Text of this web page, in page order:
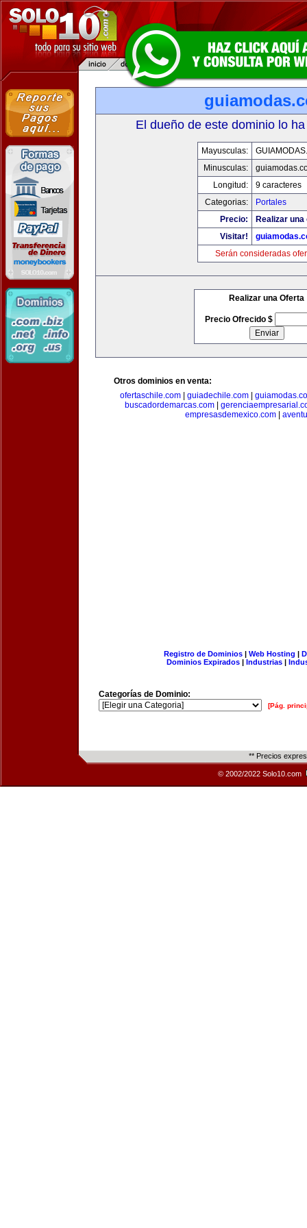
El dueño de este dominio lo
Mayusculas:
Minusculas:
Longitud:
9 caracteres
Categorias:
Portales
Precio:
Realizar
Visitar!
Serán consideradas
Realizar una Oferta
Precio Ofrecido $
Otros dominios en venta:
ofertaschile.com
guiadechile.com
buscadordemarcas.com|
empresasdemexico.com|
Registro de Dominios| Web Hosting |
Dominios Expirados | Industrias |
Categorías de Dominio:
[Pág.
** Precios
© 2002/2022 Solo10.com